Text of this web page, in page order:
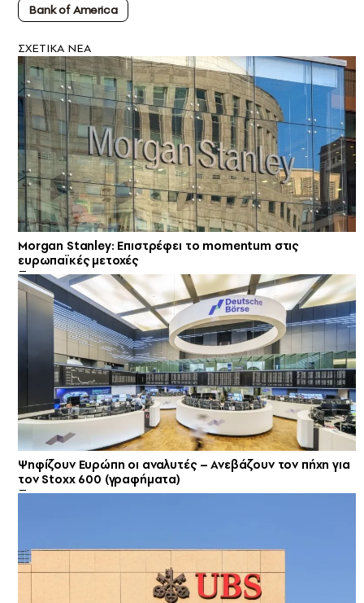
Bank of America
ΣXETIKA NEA
Morgan Stanley: Επιστρέφει το momentum στις
ευρωπαϊκές μετοχές
Ψηφίζουν Ευρώπη οι αναλυτές – Ανεβάζουν τον πήχη για
τον Stoxx 600 (γραφήματα)